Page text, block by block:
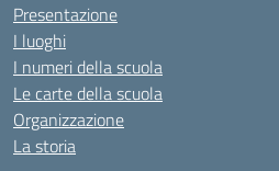
Presentazione
I luoghi
I numeri della scuola
Le carte della scuola
Organizzazione
La storia